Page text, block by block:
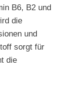
B6, B2 und
die
und
sorgt für
die